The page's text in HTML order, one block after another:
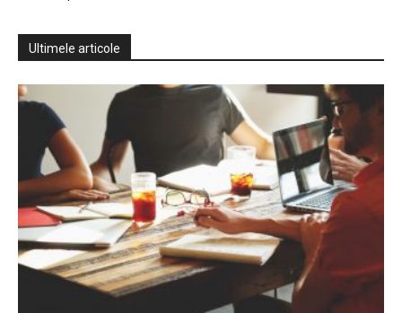
Ultimele articole